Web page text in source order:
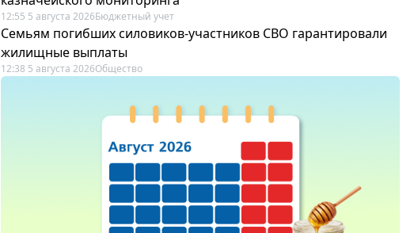
12:55 5 августа 2026Бюджетный учет
Семьям погибших силовиков-участников СВО гарантировали
жилищные выплаты
12:38 5 августа 2026Общество